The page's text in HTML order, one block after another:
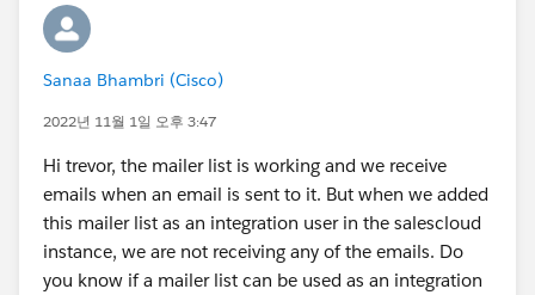
Sanaa Bhambri (Cisco)
2022년 11월 1일 오후 3:47
Hi trevor, the mailer list is working and we receive
emails when an email is sent to it. But when we added
this mailer list as an integration user in the salescloud
instance, we are not receiving any of the emails. Do
you know if a mailer list can be used as an integration